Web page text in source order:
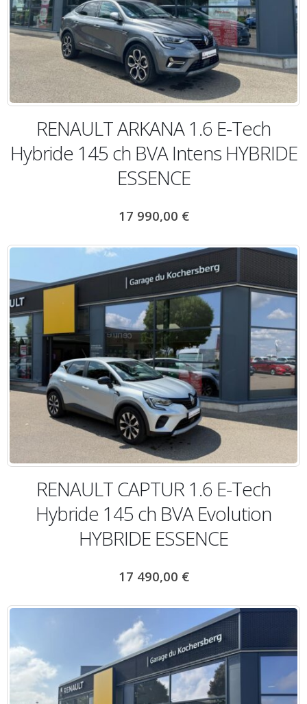
RENAULT ARKANA 1.6 E-Tech
Hybride 145 ch BVA Intens HYBRIDE
ESSENCE
17 990,00 €
RENAULT CAPTUR 1.6 E-Tech
Hybride 145 ch BVA Evolution
HYBRIDE ESSENCE
17 490,00 €